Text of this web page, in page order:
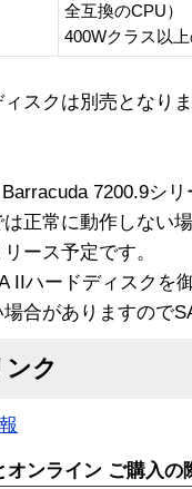
全互換のCPU）
400Wクラス以
スクは別売となり
Barracuda 7200.9シ
は正常に動作しない
ース予定です。
IIハードディスクを
合がありますので
ンク
オンライン ご購入の